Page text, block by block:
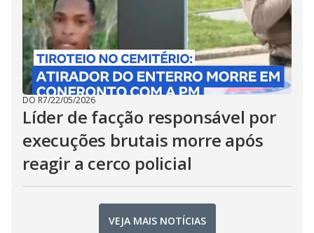
DO R7/22/05/2026
Líder de facção responsável por
execuções brutais morre após
reagir a cerco policial
VEJA MAIS NOTÍCIAS